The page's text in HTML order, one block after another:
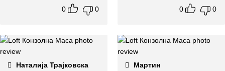
0 0 0 0
Наталија Трајковска Мартин